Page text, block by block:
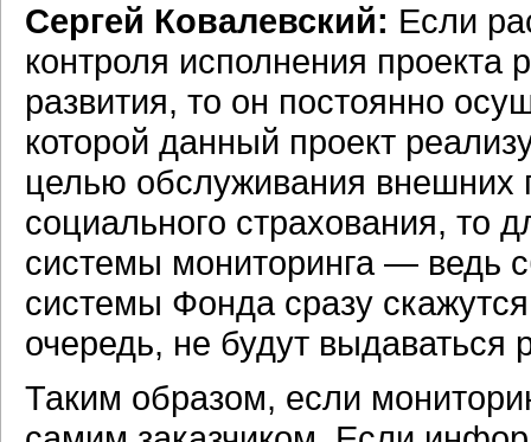
Сергей Ковалевский: Если
контроля исполнения проекта
развития, то он постоянно
которой данный проект
целью обслуживания внешних
социального страхования, то
системы мониторинга — ведь
системы Фонда сразу
очередь, не будут
Таким образом, если